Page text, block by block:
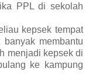
PPL di sekolah
kepsek tempat
membantu
menjadi kepsek di
ke kampung